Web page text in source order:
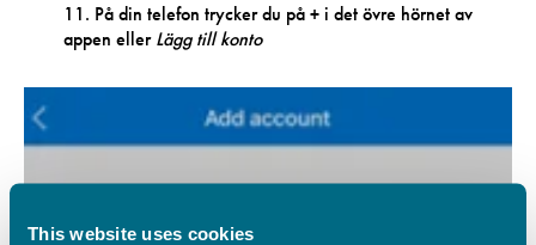
This website uses cookies
11. På din telefon trycker du på + i det övre hörnet av
appen ellerLägg till konto